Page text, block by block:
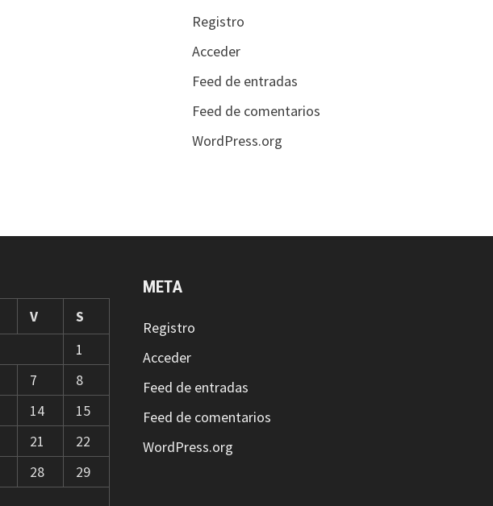
Registro
Acceder
Feed de entradas
Feed de comentarios
WordPress.org
V
S
1
7
8
14
15
21
22
28
29
META
Registro
Acceder
Feed de entradas
Feed de comentarios
WordPress.org